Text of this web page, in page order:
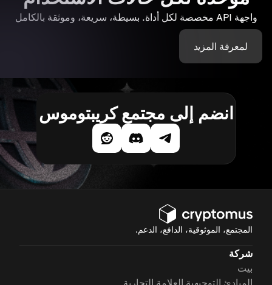
واجهة API مخصصة لكل أداة. بسيطة، سريعة، وموثقة بالكامل
لمعرفة المزيد
انضم إلى مجتمع كريبتوموس
المجتمع، الموثوقية، الدافع، الدعم.
شركة
بيت